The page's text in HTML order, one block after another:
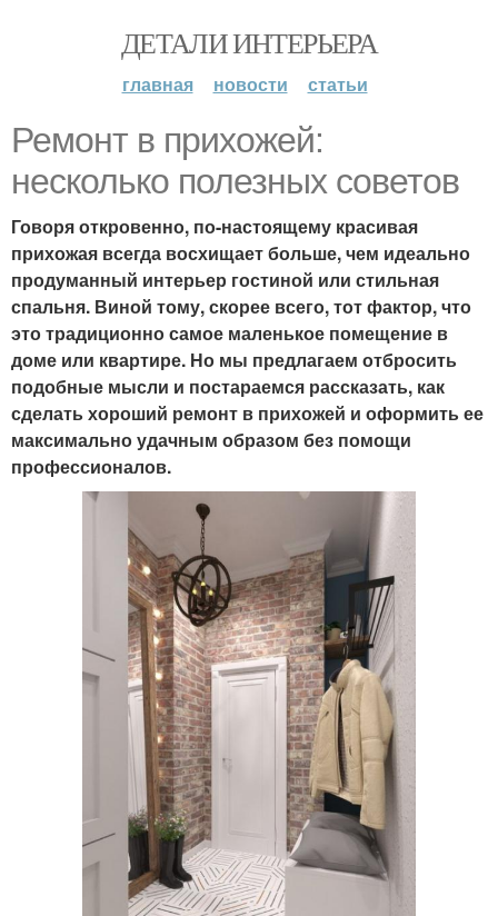
ДЕТАЛИ ИНТЕРЬЕРА
главная новости статьи
Ремонт в прихожей:
несколько полезных советов
Говоря откровенно, по-настоящему красивая
прихожая всегда восхищает больше, чем идеально
продуманный интерьер гостиной или стильная
спальня. Виной тому, скорее всего, тот фактор, что
это традиционно самое маленькое помещение в
доме или квартире. Но мы предлагаем отбросить
подобные мысли и постараемся рассказать, как
сделать хороший ремонт в прихожей и оформить ее
максимально удачным образом без помощи
профессионалов.